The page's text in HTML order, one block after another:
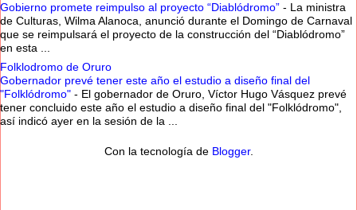
Gobierno promete reimpulso al proyecto “Diablódromo” - La ministra
de Culturas, Wilma Alanoca, anunció durante el Domingo de Carnaval
que se reimpulsará el proyecto de la construcción del “Diablódromo”
en esta ...
Folklodromo de Oruro
Gobernador prevé tener este año el estudio a diseño final del
"Folklódromo" - El gobernador de Oruro, Víctor Hugo Vásquez prevé
tener concluido este año el estudio a diseño final del "Folklódromo",
así indicó ayer en la sesión de la ...
Con la tecnología de Blogger.